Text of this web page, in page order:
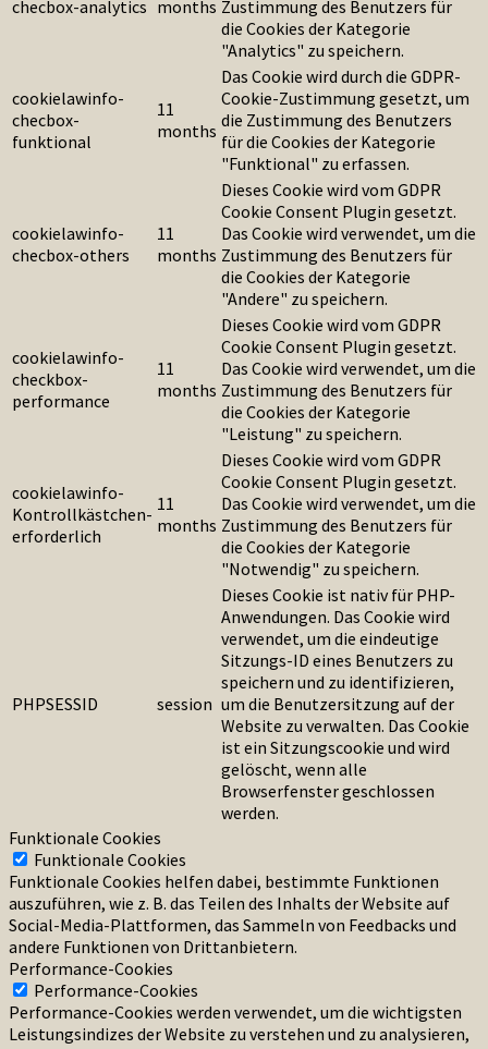
checbox-analytics months Zustimmung des Benutzers für
die Cookies der Kategorie
"Analytics" zu speichern.
cookielawinfo-
checbox-
funktional
11
months
Das Cookie wird durch die GDPR-
Cookie-Zustimmung gesetzt, um
die Zustimmung des Benutzers
für die Cookies der Kategorie
"Funktional" zu erfassen.
cookielawinfo-
checbox-others
11
months
Dieses Cookie wird vom GDPR
Cookie Consent Plugin gesetzt.
Das Cookie wird verwendet, um die
Zustimmung des Benutzers für
die Cookies der Kategorie
"Andere" zu speichern.
cookielawinfo-
checkbox-
performance
11
months
Dieses Cookie wird vom GDPR
Cookie Consent Plugin gesetzt.
Das Cookie wird verwendet, um die
Zustimmung des Benutzers für
die Cookies der Kategorie
"Leistung" zu speichern.
cookielawinfo-
Kontrollkästchen-
erforderlich
11
months
Dieses Cookie wird vom GDPR
Cookie Consent Plugin gesetzt.
Das Cookie wird verwendet, um die
Zustimmung des Benutzers für
die Cookies der Kategorie
"Notwendig" zu speichern.
PHPSESSID session
Dieses Cookie ist nativ für PHP-
Anwendungen. Das Cookie wird
verwendet, um die eindeutige
Sitzungs-ID eines Benutzers zu
speichern und zu identifizieren,
um die Benutzersitzung auf der
Website zu verwalten. Das Cookie
ist ein Sitzungscookie und wird
gelöscht, wenn alle
Browserfenster geschlossen
werden.
Funktionale Cookies
Funktionale Cookies
Funktionale Cookies helfen dabei, bestimmte Funktionen
auszuführen, wie z. B. das Teilen des Inhalts der Website auf
Social-Media-Plattformen, das Sammeln von Feedbacks und
andere Funktionen von Drittanbietern.
Performance-Cookies
Performance-Cookies
Performance-Cookies werden verwendet, um die wichtigsten
Leistungsindizes der Website zu verstehen und zu analysieren,